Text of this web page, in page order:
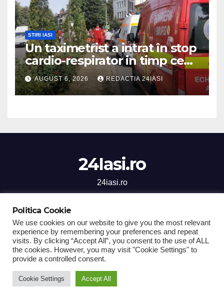
STIRI IASI
Un taximetrist a intrat în stop
cardio-respirator in timp ce
se afla la volan
AUGUST 6, 2026 REDACTIA 24IASI
24Iasi.ro
24iasi.ro
Proudly powered by WordPress|Theme: Newsup byThemeansar
Home Stiri Iasi National
Economic Cultura
Politica Cookie
We use cookies on our website to give you the most relevant
experience by remembering your preferences and repeat
visits. By clicking “Accept All”, you consent to the use of ALL
the cookies. However, you may visit "Cookie Settings" to
provide a controlled consent.
Cookie Settings Accept All